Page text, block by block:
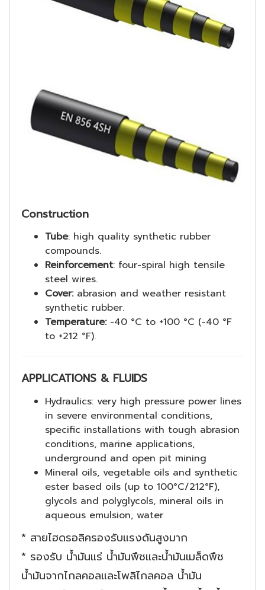
Construction
Tube: high quality synthetic rubber
compounds.
Reinforcement: four-spiral high tensile
steel wires.
Cover:abrasion and weather resistant
synthetic rubber.
Temperature:-40 °C to +100 °C (-40 °F
to +212 °F).
APPLICATIONS & FLUIDS
Hydraulics: very high pressure power lines
in severe environmental conditions,
specific installations with tough abrasion
conditions, marine applications,
underground and open pit mining
Mineral oils, vegetable oils and synthetic
ester based oils (up to 100°C/212°F),
glycols and polyglycols, mineral oils in
aqueous emulsion, water
* สายไฮดรอลิครองรับแรงดันสูงมาก
* รองรับ น้ำมันแร่ น้ำมันพืชและน้ำมันเมล็ดพืช
น้ำมันจากไกลคอลและโพลิไกลคอล น้ำมัน